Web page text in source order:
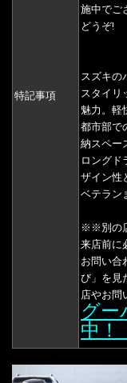
特記事項
施中でご
どうぞ!
スズキの
スタイリ
魅力。軽
都市部で
納スペー
ロングド
ザイン性
ベテラン
※※別の
来店前に
お問い合
び」を見
店やお問
グー
中！